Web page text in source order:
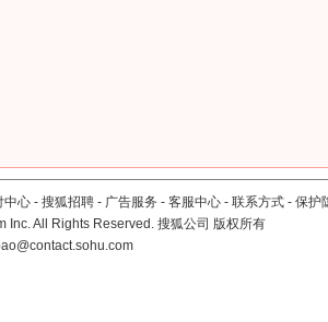
中心 - 搜狐招聘 - 广告服务 - 客服中心 - 联系方式 - 保护
Inc. All Rights Reserved. 搜狐公司 版权所有